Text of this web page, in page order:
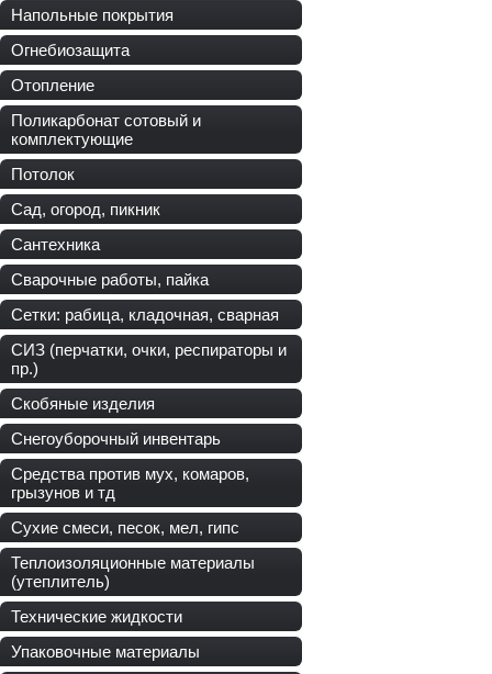
Напольные покрытия
Огнебиозащита
Отопление
Поликарбонат сотовый и
комплектующие
Потолок
Сад, огород, пикник
Сантехника
Сварочные работы, пайка
Сетки: рабица, кладочная, сварная
СИЗ (перчатки, очки, респираторы и
пр.)
Скобяные изделия
Снегоуборочный инвентарь
Средства против мух, комаров,
грызунов и тд
Сухие смеси, песок, мел, гипс
Теплоизоляционные материалы
(утеплитель)
Технические жидкости
Упаковочные материалы